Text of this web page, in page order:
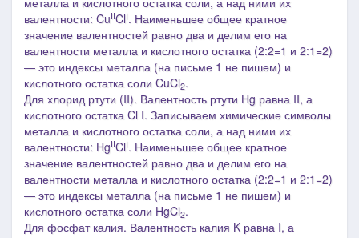
валентности: CuIIClI. Наименьшее общее кратное
значение валентностей равно два и делим его на
валентности металла и кислотного остатка (2:2=1 и 2:1=2)
― это индексы металла (на письме 1 не пишем) и
кислотного остатка соли CuCl2.
Для хлорид ртути (II). Валентность ртути Hg равна II, а
кислотного остатка Cl I. Записываем химические символы
металла и кислотного остатка соли, а над ними их
валентности: HgIIClI. Наименьшее общее кратное
значение валентностей равно два и делим его на
валентности металла и кислотного остатка (2:2=1 и 2:1=2)
― это индексы металла (на письме 1 не пишем) и
кислотного остатка соли HgCl2.
Для фосфат калия. Валентность калия K равна I, а